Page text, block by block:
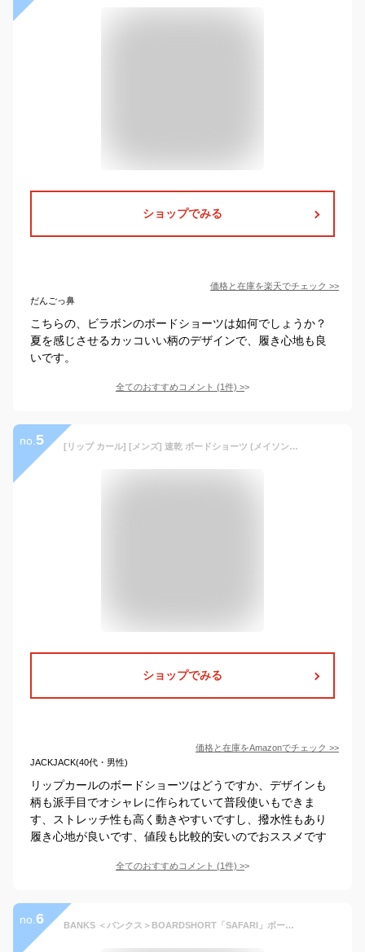
ショップでみる
価格と在庫を楽天でチェック >>
だんごっ鼻
こちらの、ビラボンのボードショーツは如何でしょうか？
夏を感じさせるカッコいい柄のデザインで、履き心地も良
いです。
全てのおすすめコメント (1件) >
no. 5 [リップ カール] [メンズ] 速乾 ボードショーツ (メイソン・ホー モデル) [ CBOTK9 / MIRAGE MASON BARREL KILLA ] スイムウェア 水着 WASH_ウォッシュアクア 34
ショップでみる
価格と在庫をAmazonでチェック >>
JACKJACK(40代・男性)
リップカールのボードショーツはどうですか、デザインも
柄も派手目でオシャレに作られていて普段使いもできま
す、ストレッチ性も高く動きやすいですし、撥水性もあり
履き心地が良いです、値段も比較的安いのでおススメです
全てのおすすめコメント (1件) >
no. 6 BANKS ＜バンクス＞BOARDSHORT「SAFARI」ボードショーツ COLOR:DIRTY BLACK /男性用 メンズ 水陸両用 ストレッチ ショーツ サーフトランクス 短パン サーフィン 海水浴 /BS0117 rashguard 28/32/34/36inc【USA直輸入モデル】